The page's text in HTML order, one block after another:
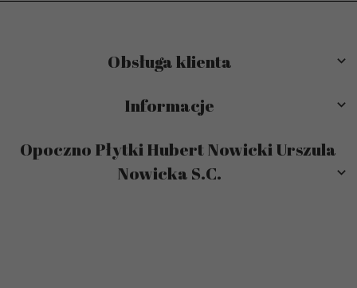
Obsługa klienta
Informacje
Opoczno Płytki Hubert Nowicki Urszula
Nowicka S.C.